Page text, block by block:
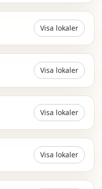
Visa lokaler
Visa lokaler
Visa lokaler
Visa lokaler